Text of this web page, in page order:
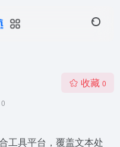
0
收藏 0
工具平台，覆盖文本处